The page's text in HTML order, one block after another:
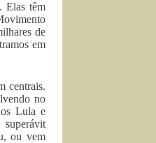
Elas têm
de
em
centrais.
no
Lula e
superávit
ou vem